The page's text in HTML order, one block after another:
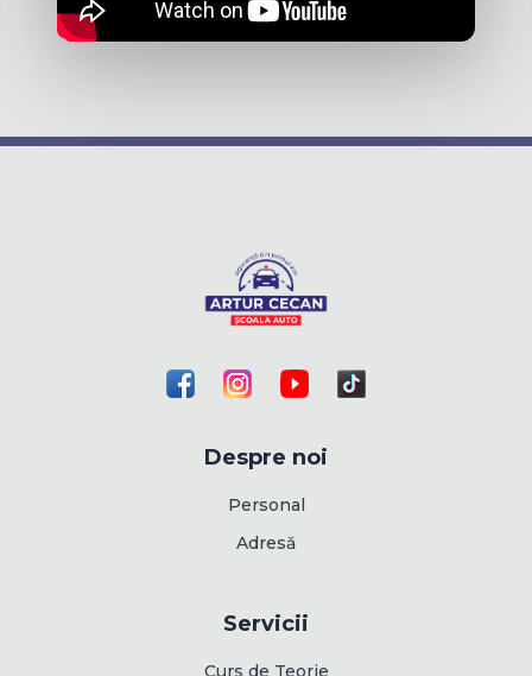
Despre noi
Personal
Adresă
Servicii
Curs de Teorie